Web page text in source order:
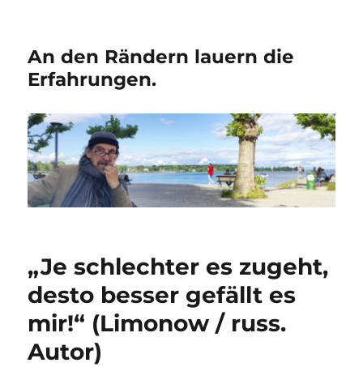
An den Rändern lauern die
Erfahrungen.
„Je schlechter es zugeht,
desto besser gefällt es
mir!“ (Limonow / russ.
Autor)